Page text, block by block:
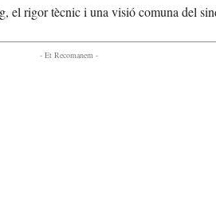
el rigor tècnic i una visió comuna del
- Et Recomanem -